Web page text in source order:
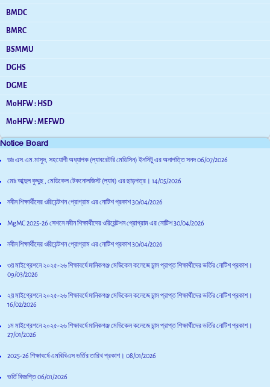
BMDC
BMRC
BSMMU
DGHS
DGME
MoHFW : HSD
MoHFW : MEFWD
Notice Board
ডাঃ এস.এম.মাসুদ, সহযোগী অধ্যাপক (ল্যাবরেটরি মেডিসিন) ইনসিটু এর অনাপত্তি সনদ06/07/2026
মোঃ আব্দুল কুদ্দুছ , মেডিকেল টেকনোলজিস্ট (ল্যাব) এর ছাড়পত্র। 14/05/2026
নবীন শিক্ষার্থীদের ওরিয়েন্টশন প্রোগ্রাম এর নোটিশ প্রকাশ30/04/2026
MgMC 2025-26 সেশনে নবীন শিক্ষার্থীদের ওরিয়েন্টশন প্রোগ্রাম এর নোটিশ30/04/2026
নবীন শিক্ষার্থীদের ওরিয়েন্টশন প্রোগ্রাম এর নোটিশ প্রকাশ30/04/2026
৩য় মাইগ্রেশনে ২০২৫-২৬ শিক্ষাবর্ষে মানিকগঞ্জ মেডিকেল কলেজে চান্স প্রাপ্ত শিক্ষার্থীদের ভর্তির নোটিশ প্রকাশ।
09/03/2026
২য় মাইগ্রেশনে ২০২৫-২৬ শিক্ষাবর্ষে মানিকগঞ্জ মেডিকেল কলেজে চান্স প্রাপ্ত শিক্ষার্থীদের ভর্তির নোটিশ প্রকাশ।
16/02/2026
১ম মাইগ্রেশনে ২০২৫-২৬ শিক্ষাবর্ষে মানিকগঞ্জ মেডিকেল কলেজে চান্স প্রাপ্ত শিক্ষার্থীদের ভর্তির নোটিশ প্রকাশ।
27/01/2026
2025-26 শিক্ষাবর্ষে এমবিবিএস ভর্তির তারিখ প্রকাশ। 08/01/2026
ভর্তি বিজ্ঞপ্তি06/01/2026